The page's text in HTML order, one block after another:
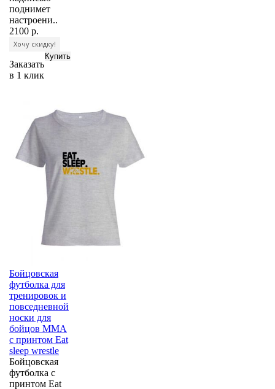
поднимет
настроени..
2100 р.
Хочу скидку!
Заказать
в 1 клик
Бойцовская
футболка для
тренировок и
повседневной
носки для
бойцов ММА
с принтом Eat
sleep wrestle
Бойцовская
футболка с
принтом Eat